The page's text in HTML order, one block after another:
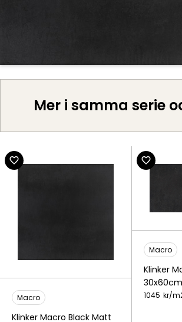
Mer i samma serie
Macro
Klinker Macro Black Matt
Macro
Klinker
30x60cm
1045 kr/